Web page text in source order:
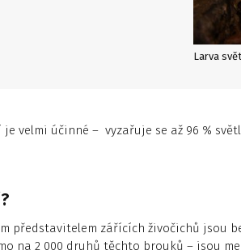
Larva
je velmi účinné – vyzařuje se až 96 %
představitelem zářících živočichů jsou
na 2 000 druhů těchto brouků – jsou